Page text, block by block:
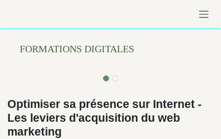
FORMATIONS DIGITALES
Optimiser sa présence sur Internet -
Les leviers d'acquisition du web
marketing